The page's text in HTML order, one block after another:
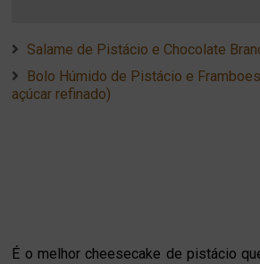
Salame de Pistácio e Chocolate
Bolo Húmido de Pistácio e
açúcar refinado)
É o melhor cheesecake de pistácio